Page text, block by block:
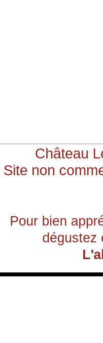
Château
Site non
Pour bien
dégustez